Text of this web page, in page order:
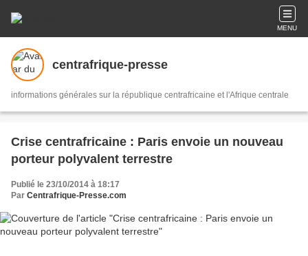
MENU
centrafrique-presse
informations générales sur la république centrafricaine et l'Afrique centrale
Crise centrafricaine : Paris envoie un nouveau
porteur polyvalent terrestre
Publié le 23/10/2014 à 18:17
Par Centrafrique-Presse.com